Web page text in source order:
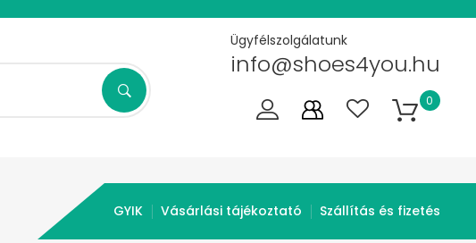
Ügyfélszolgálatunk
info@shoes4you.hu
0
GYIK Vásárlási tájékoztató Szállítás és fizetés